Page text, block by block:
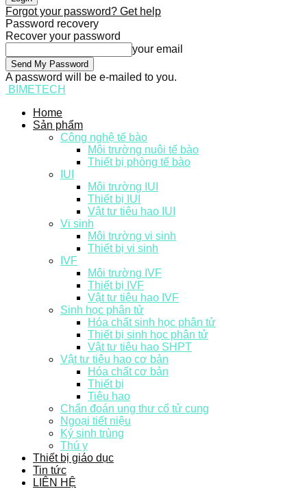
Forgot your password? Get help
Password recovery
Recover your password
your email
A password will be e-mailed to you.
BIMETECH
Home
Sản phẩm
Công nghệ tế bào
Môi trường nuôi tế bào
Thiết bị phòng tế bào
IUI
Môi trường IUI
Thiết bị IUI
Vật tư tiêu hao IUI
Vi sinh
Môi trường vi sinh
Thiết bị vi sinh
IVF
Môi trường IVF
Thiết bị IVF
Vật tư tiêu hao IVF
Sinh học phân tử
Hóa chất sinh học phân tử
Thiết bị sinh học phân tử
Vật tư tiêu hao SHPT
Vật tư tiêu hao cơ bản
Hóa chất cơ bản
Thiết bị
Tiêu hao
Chẩn đoán ung thư cổ tử cung
Ngoại tiết niệu
Ký sinh trùng
Thú y
Thiết bị giáo dục
Tin tức
LIÊN HỆ